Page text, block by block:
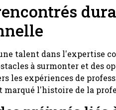
talent dans l'expertise
à surmonter et des
les expériences de
l'histoire de la